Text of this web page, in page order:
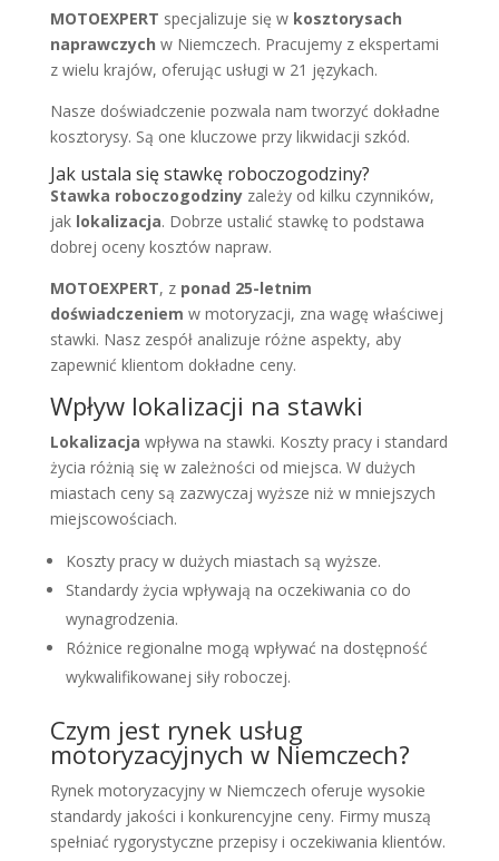
MOTOEXPERT specjalizuje się w kosztorysach
naprawczych w Niemczech. Pracujemy z ekspertami
z wielu krajów, oferując usługi w 21 językach.
Nasze doświadczenie pozwala nam tworzyć dokładne
kosztorysy. Są one kluczowe przy likwidacji szkód.
Jak ustala się stawkę roboczogodziny?
Stawka roboczogodzinyzależy od kilku czynników,
jak lokalizacja. Dobrze ustalić stawkę to podstawa
dobrej oceny kosztów napraw.
MOTOEXPERT, z ponad 25-letnim
doświadczeniem w motoryzacji, zna wagę właściwej
stawki. Nasz zespół analizuje różne aspekty, aby
zapewnić klientom dokładne ceny.
Wpływ lokalizacji na stawki
Lokalizacja wpływa na stawki. Koszty pracy i standard
życia różnią się w zależności od miejsca. W dużych
miastach ceny są zazwyczaj wyższe niż w mniejszych
miejscowościach.
Koszty pracy w dużych miastach są wyższe.
Standardy życia wpływają na oczekiwania co do
wynagrodzenia.
Różnice regionalne mogą wpływać na dostępność
wykwalifikowanej siły roboczej.
Czym jest rynek usług
motoryzacyjnych w Niemczech?
Rynek motoryzacyjny w Niemczech oferuje wysokie
standardy jakości i konkurencyjne ceny. Firmy muszą
spełniać rygorystyczne przepisy i oczekiwania klientów.